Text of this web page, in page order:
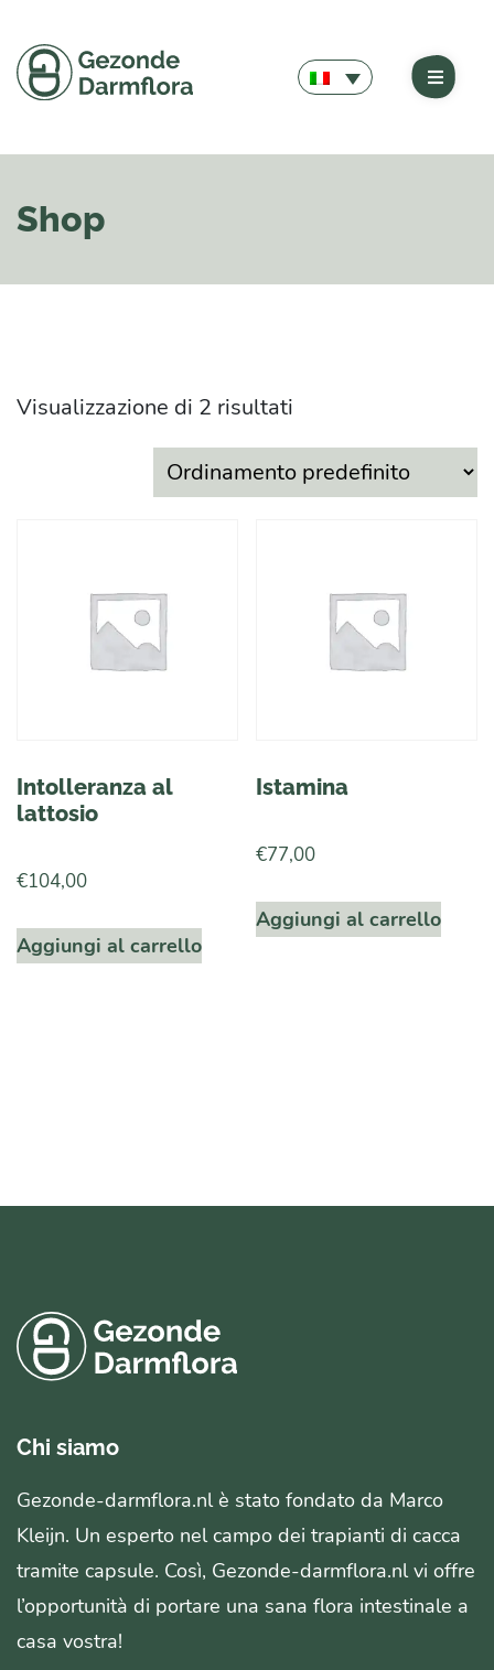
Shop
Visualizzazione di 2 risultati
Intolleranza al
lattosio
€104,00
Aggiungi al carrello
Istamina
€77,00
Aggiungi al carrello
Chi siamo
Gezonde-darmflora.nl è stato fondato da Marco
Kleijn. Un esperto nel campo dei trapianti di cacca
tramite capsule. Così, Gezonde-darmflora.nl vi offre
l’opportunità di portare una sana flora intestinale a
casa vostra!